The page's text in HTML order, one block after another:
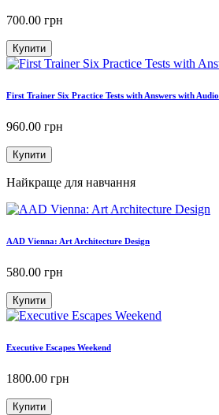
700.00 грн
Купити
First Trainer Six Practice Tests with Answers with Audio
960.00 грн
Купити
Найкраще для навчання
AAD Vienna: Art Architecture Design
580.00 грн
Купити
Executive Escapes Weekend
1800.00 грн
Купити